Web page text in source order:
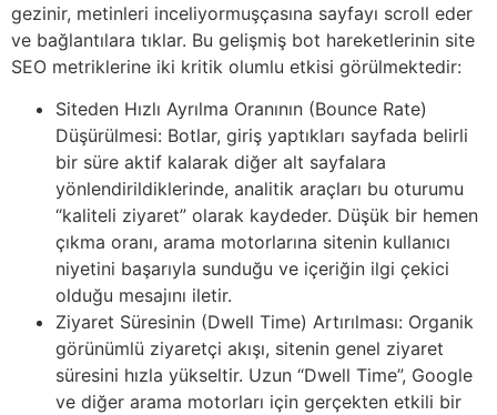
gezinir, metinleri inceliyormuşçasına sayfayı scroll eder
ve bağlantılara tıklar. Bu gelişmiş bot hareketlerinin site
SEO metriklerine iki kritik olumlu etkisi görülmektedir:
Siteden Hızlı Ayrılma Oranının (Bounce Rate)
Düşürülmesi: Botlar, giriş yaptıkları sayfada belirli
bir süre aktif kalarak diğer alt sayfalara
yönlendirildiklerinde, analitik araçları bu oturumu
“kaliteli ziyaret” olarak kaydeder. Düşük bir hemen
çıkma oranı, arama motorlarına sitenin kullanıcı
niyetini başarıyla sunduğu ve içeriğin ilgi çekici
olduğu mesajını iletir.
Ziyaret Süresinin (Dwell Time) Artırılması: Organik
görünümlü ziyaretçi akışı, sitenin genel ziyaret
süresini hızla yükseltir. Uzun “Dwell Time”, Google
ve diğer arama motorları için gerçekten etkili bir